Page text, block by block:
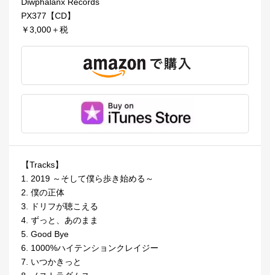
Diwphalanx Records
PX377【CD】
￥3,000＋税
【Tracks】
1. 2019 ～そして僕ら歩き始める～
2. 僕の正体
3. ドリフが聴こえる
4. ずっと、あのまま
5. Good Bye
6. 1000%ハイテンションクレイジー
7. いつかきっと